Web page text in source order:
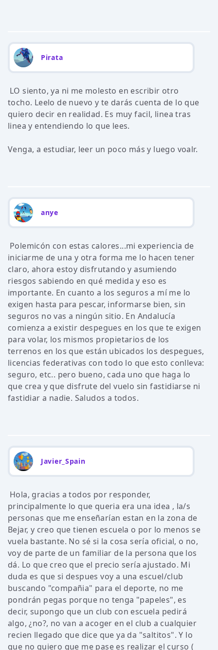
Pirata
LO siento, ya ni me molesto en escribir otro
tocho. Leelo de nuevo y te darás cuenta de lo que
quiero decir en realidad. Es muy facil, linea tras
linea y entendiendo lo que lees.
Venga, a estudiar, leer un poco más y luego voalr.
anye
Polemicón con estas calores...mi experiencia de
iniciarme de una y otra forma me lo hacen tener
claro, ahora estoy disfrutando y asumiendo
riesgos sabiendo en qué medida y eso es
importante. En cuanto a los seguros a mí me lo
exigen hasta para pescar, informarse bien, sin
seguros no vas a ningún sitio. En Andalucía
comienza a existir despegues en los que te exigen
para volar, los mismos propietarios de los
terrenos en los que están ubicados los despegues,
licencias federativas con todo lo que esto conlleva:
seguro, etc.. pero bueno, cada uno que haga lo
que crea y que disfrute del vuelo sin fastidiarse ni
fastidiar a nadie. Saludos a todos.
Javier_Spain
Hola, gracias a todos por responder,
principalmente lo que queria era una idea , la/s
personas que me enseñarían estan en la zona de
Bejar, y creo que tienen escuela o por lo menos se
vuela bastante. No sé si la cosa sería oficial, o no,
voy de parte de un familiar de la persona que los
dá. Lo que creo que el precio sería ajustado. Mi
duda es que si despues voy a una escuel/club
buscando "compañia" para el deporte, no me
pondrán pegas porque no tenga "papeles", es
decir, supongo que un club con escuela pedirá
algo, ¿no?, no van a acoger en el club a cualquier
recien llegado que dice que ya da "saltitos". Y lo
que no quiero que me pase es realizar el curso (